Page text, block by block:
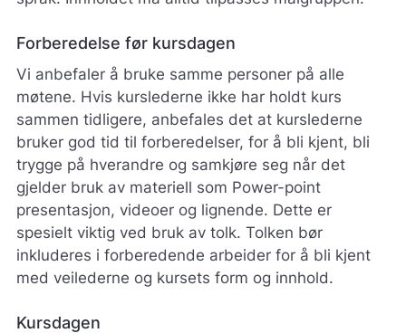
Forberedelse før kursdagen
Vi anbefaler å bruke samme personer på alle
møtene. Hvis kurslederne ikke har holdt kurs
sammen tidligere, anbefales det at kurslederne
bruker god tid til forberedelser, for å bli kjent, bli
trygge på hverandre og samkjøre seg når det
gjelder bruk av materiell som Power-point
presentasjon, videoer og lignende. Dette er
spesielt viktig ved bruk av tolk. Tolken bør
inkluderes i forberedende arbeider for å bli kjent
med veilederne og kursets form og innhold.
Kursdagen